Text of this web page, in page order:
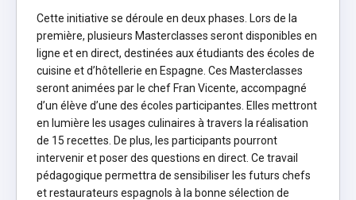
Cette initiative se déroule en deux phases. Lors de la
première, plusieurs Masterclasses seront disponibles en
ligne et en direct, destinées aux étudiants des écoles de
cuisine et d’hôtellerie en Espagne. Ces Masterclasses
seront animées par le chef Fran Vicente, accompagné
d’un élève d’une des écoles participantes. Elles mettront
en lumière les usages culinaires à travers la réalisation
de 15 recettes. De plus, les participants pourront
intervenir et poser des questions en direct. Ce travail
pédagogique permettra de sensibiliser les futurs chefs
et restaurateurs espagnols à la bonne sélection de